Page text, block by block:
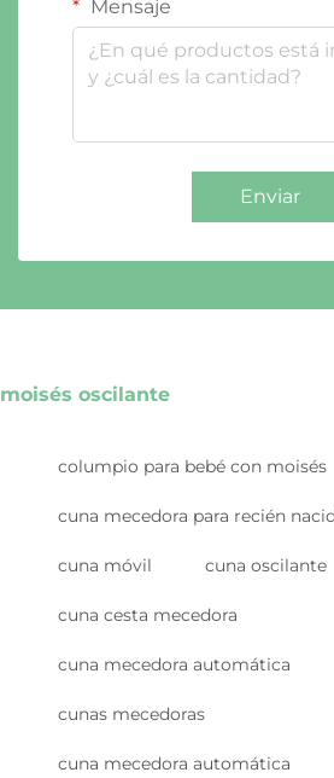
Mensaje
Enviar
moisés oscilante
columpio para bebé con moisés
cuna mecedora para recién
cuna móvil cuna oscilante
cuna cesta mecedora
cuna mecedora automática
cunas mecedoras
cuna mecedora automática